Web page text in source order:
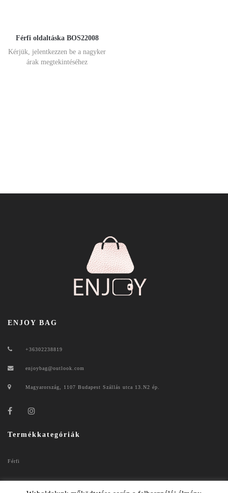
Férfi oldaltáska BOS22008
Kérjük, jelentkezzen be a nagyker
árak megtekintéséhez
ENJOY BAG
+36302238819
enjoybag@outlook.com
Magyarország, 1107 Budapest Szállás utca 13.N2 ép.
Termékkategóriák
Férfi